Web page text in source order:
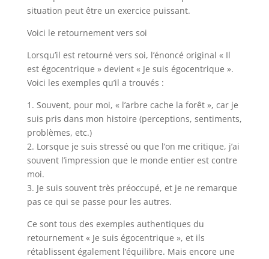
situation peut être un exercice puissant.
Voici le retournement vers soi
Lorsqu’il est retourné vers soi, l’énoncé original « Il
est égocentrique » devient « Je suis égocentrique ».
Voici les exemples qu’il a trouvés :
1. Souvent, pour moi, « l’arbre cache la forêt », car je
suis pris dans mon histoire (perceptions, sentiments,
problèmes, etc.)
2. Lorsque je suis stressé ou que l’on me critique, j’ai
souvent l’impression que le monde entier est contre
moi.
3. Je suis souvent très préoccupé, et je ne remarque
pas ce qui se passe pour les autres.
Ce sont tous des exemples authentiques du
retournement « Je suis égocentrique », et ils
rétablissent également l’équilibre. Mais encore une